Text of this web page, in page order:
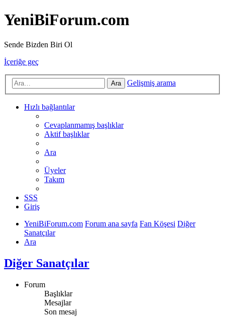
YeniBiForum.com
Sende Bizden Biri Ol
İçeriğe geç
Ara Gelişmiş arama
Hızlı bağlantılar
Cevaplanmamış başlıklar
Aktif başlıklar
Ara
Üyeler
Takım
SSS
Giriş
YeniBiForum.com Forum ana sayfa Fan Köşesi Diğer
Sanatçılar
Ara
Diğer Sanatçılar
Forum
Başlıklar
Mesajlar
Son mesaj